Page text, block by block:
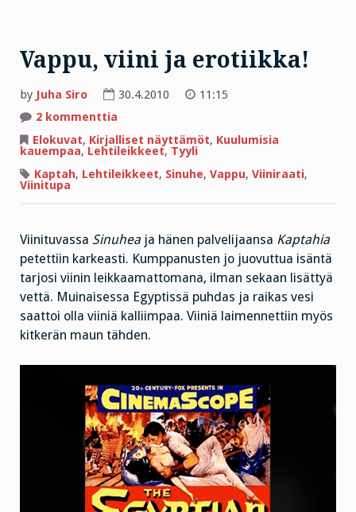
Vappu, viini ja erotiikka!
by Juha Siro 30.4.2010
11:15
2 kommenttia
viini
ja
erotiikka!
Elokuvat, Kirjalliset näyttämöt, Kuulumisia
kauempaa, Lehtileikkeet, Tyyli
Kaptah, Lehtileikkeet, Sinuhe, Vappu, Viiniraati,
Viinitupa
Viinituvassa Sinuhea ja hänen palvelijaansa Kaptahia
petettiin karkeasti. Kumppanusten jo juovuttua isäntä
tarjosi viinin leikkaamattomana, ilman sekaan lisättyä
vettä. Muinaisessa Egyptissä puhdas ja raikas vesi
saattoi olla viiniä kalliimpaa. Viiniä laimennettiin myös
kitkerän maun tähden.